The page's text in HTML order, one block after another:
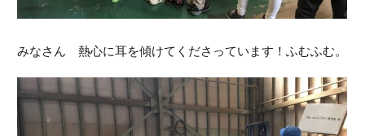
みなさん 熱心に耳を傾けてくださっています！ふむふむ。